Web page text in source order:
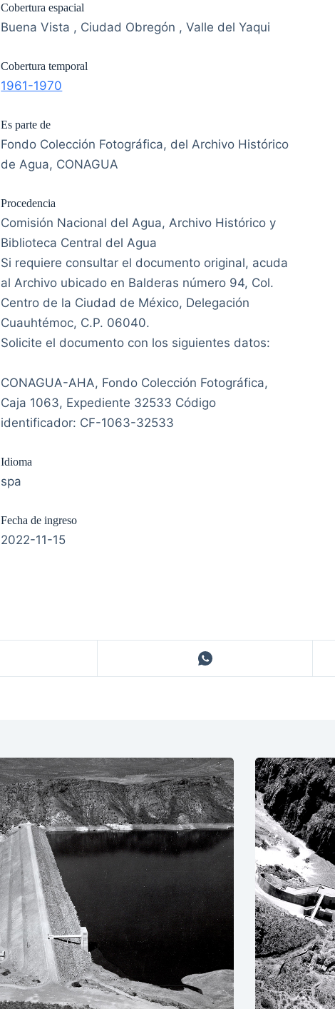
Cobertura espacial
Buena Vista , Ciudad Obregón , Valle del Yaqui
Cobertura temporal
1961-1970
Es parte de
Fondo Colección Fotográfica, del Archivo Histórico
de Agua, CONAGUA
Procedencia
Comisión Nacional del Agua, Archivo Histórico y
Biblioteca Central del Agua
Si requiere consultar el documento original, acuda
al Archivo ubicado en Balderas número 94, Col.
Centro de la Ciudad de México, Delegación
Cuauhtémoc, C.P. 06040.
Solicite el documento con los siguientes datos:
CONAGUA-AHA, Fondo Colección Fotográfica,
Caja 1063, Expediente 32533 Código
identificador: CF-1063-32533
Idioma
spa
Fecha de ingreso
2022-11-15